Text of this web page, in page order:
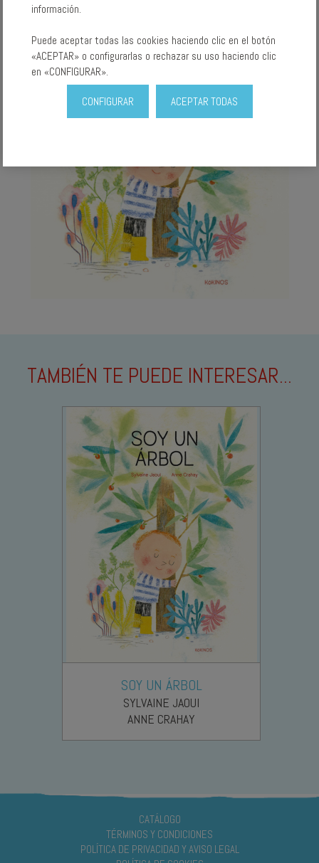
TAMBIÉN TE PUEDE INTERESAR...
SOY UN ÁRBOL
SYLVAINE JAOUI
ANNE CRAHAY
CATÁLOGO
TÉRMINOS Y CONDICIONES
POLÍTICA DE PRIVACIDAD Y AVISO LEGAL
información.
Puede aceptar todas las cookies haciendo clic en el botón
«ACEPTAR» o configurarlas o rechazar su uso haciendo clic
en «CONFIGURAR».
CONFIGURAR ACEPTAR TODAS